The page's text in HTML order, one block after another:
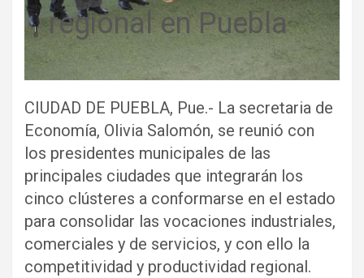
regional en Puebla
CIUDAD DE PUEBLA, Pue.- La secretaria de
Economía, Olivia Salomón, se reunió con
los presidentes municipales de las
principales ciudades que integrarán los
cinco clústeres a conformarse en el estado
para consolidar las vocaciones industriales,
comerciales y de servicios, y con ello la
competitividad y productividad regional.